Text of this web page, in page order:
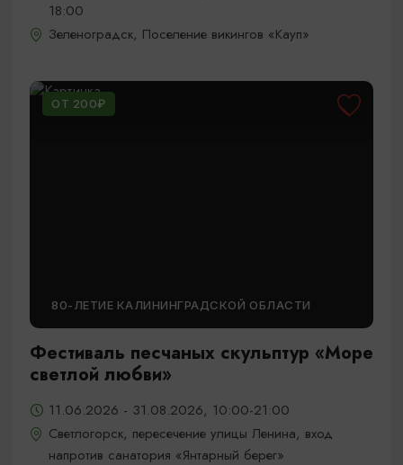
18:00
Зеленоградск, Поселение викингов «Кауп»
ОТ 200₽
80-ЛЕТИЕ КАЛИНИНГРАДСКОЙ ОБЛАСТИ
Фестиваль песчаных скульптур «Море
светлой любви»
11.06.2026 - 31.08.2026, 10:00-21:00
Светлогорск, пересечение улицы Ленина, вход
напротив санатория «Янтарный берег»